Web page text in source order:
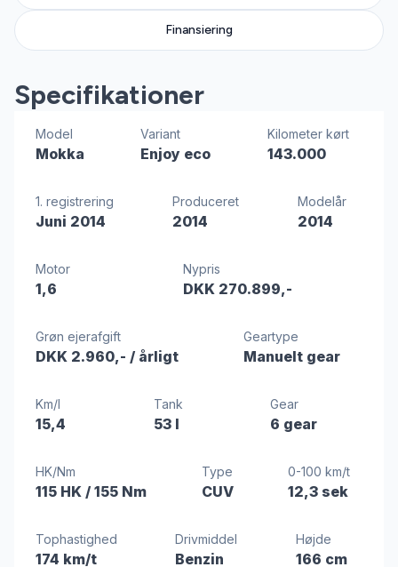
Finansiering
Specifikationer
Model
Mokka
Variant
Enjoy eco
Kilometer kørt
143.000
1. registrering
Juni 2014
Produceret
2014
Modelår
2014
Motor
1,6
Nypris
DKK 270.899,-
Grøn ejerafgift
DKK 2.960,- / årligt
Geartype
Manuelt gear
Km/l
15,4
Tank
53 l
Gear
6 gear
HK/Nm
115 HK / 155 Nm
Type
CUV
0-100 km/t
12,3 sek
Tophastighed
174 km/t
Drivmiddel
Benzin
Højde
166 cm